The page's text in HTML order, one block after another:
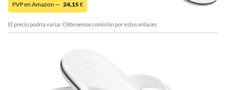
PVP en Amazon — 24,15€
El precio podría variar. Obtenemos comisión por estos enlaces